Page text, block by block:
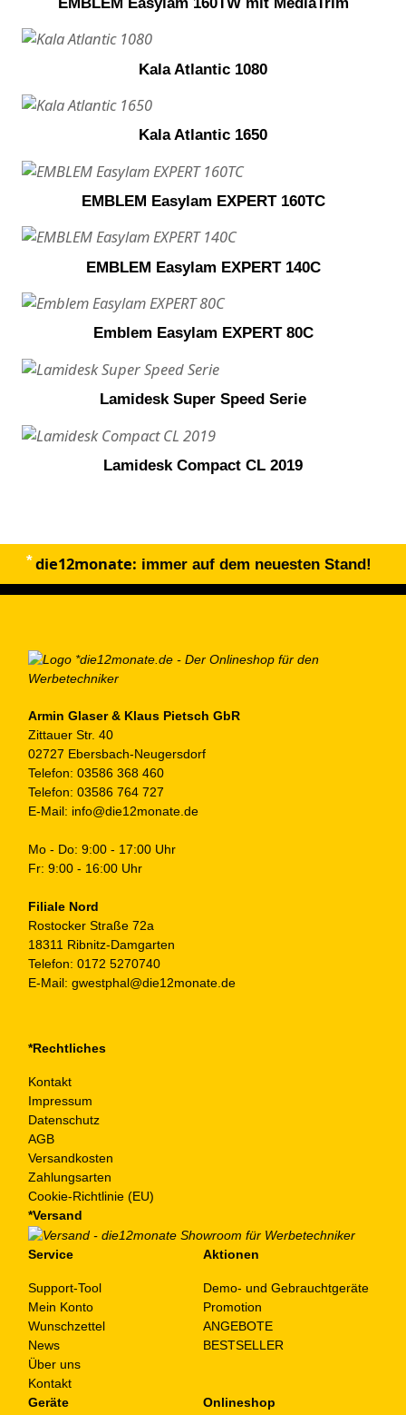
Kala Atlantic 1080
Kala Atlantic 1650
EMBLEM Easylam EXPERT 160TC
EMBLEM Easylam EXPERT 140C
Emblem Easylam EXPERT 80C
Lamidesk Super Speed Serie
Lamidesk Compact CL 2019
die12monate: immer auf dem neuesten Stand!
Armin Glaser & Klaus Pietsch GbR
Zittauer Str. 40
02727 Ebersbach-Neugersdorf
Telefon: 03586 368 460
Telefon: 03586 764 727
E-Mail: info@die12monate.de
Mo - Do: 9:00 - 17:00 Uhr
Fr: 9:00 - 16:00 Uhr
Filiale Nord
Rostocker Straße 72a
18311 Ribnitz-Damgarten
Telefon: 0172 5270740
E-Mail: gwestphal@die12monate.de
*Rechtliches
Kontakt
Impressum
Datenschutz
AGB
Versandkosten
Zahlungsarten
Cookie-Richtlinie (EU)
*Versand
Service
Support-Tool
Mein Konto
Wunschzettel
News
Über uns
Kontakt
Aktionen
Demo- und Gebrauchtgeräte
Promotion
ANGEBOTE
BESTSELLER
Geräte Onlineshop